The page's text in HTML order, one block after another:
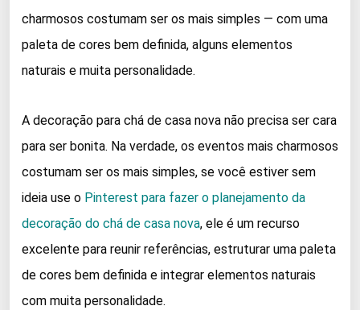
charmosos costumam ser os mais simples — com uma
paleta de cores bem definida, alguns elementos
naturais e muita personalidade.
A decoração para chá de casa nova não precisa ser cara
para ser bonita. Na verdade, os eventos mais charmosos
costumam ser os mais simples, se você estiver sem
ideia use o Pinterest para fazer o planejamento da
decoração do chá de casa nova, ele é um recurso
excelente para reunir referências, estruturar uma paleta
de cores bem definida e integrar elementos naturais
com muita personalidade.